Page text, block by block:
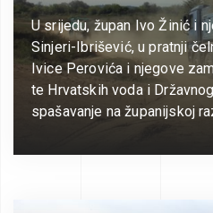
U srijedu, župan Ivo Žinić i
Sinjeri-Ibrišević, u pratnji
Ivice Perovića i njegove
te Hrvatskih voda i
spašavanje na županijskoj